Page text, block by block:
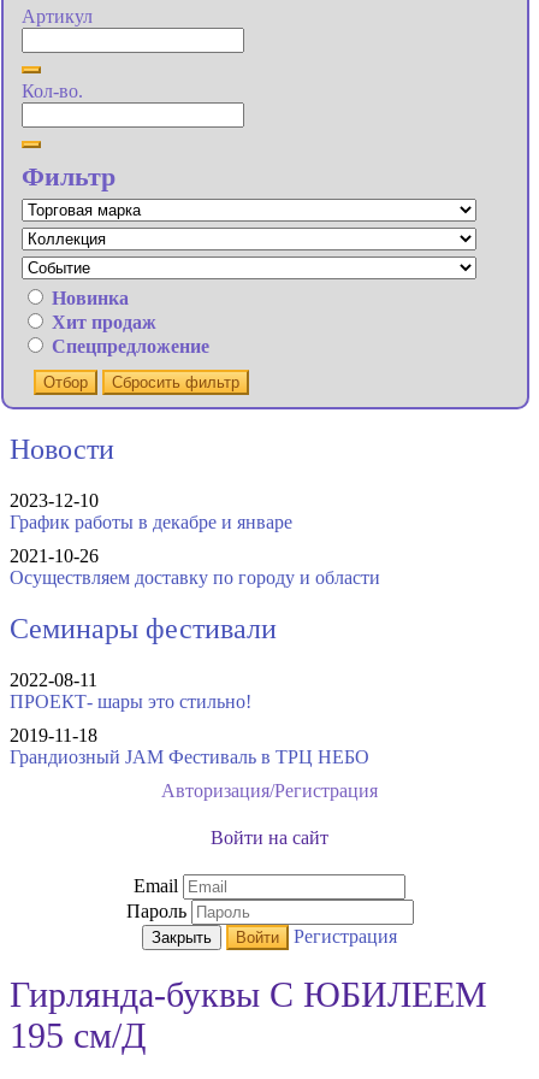
Артикул
Кол-во.
Фильтр
Новинка
Хит продаж
Спецпредложение
Отбор Сбросить фильтр
Новости
2023-12-10
График работы в декабре и январе
2021-10-26
Осуществляем доставку по городу и области
Семинары фестивали
2022-08-11
ПРОЕКТ- шары это стильно!
2019-11-18
Грандиозный JAM Фестиваль в ТРЦ НЕБО
Авторизация/Регистрация
Войти на сайт
Email
Пароль
Закрыть Войти Регистрация
Гирлянда-буквы С ЮБИЛЕЕМ
195 см/Д